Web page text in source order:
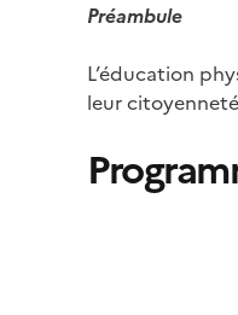
Préambule
L’éducation
leur